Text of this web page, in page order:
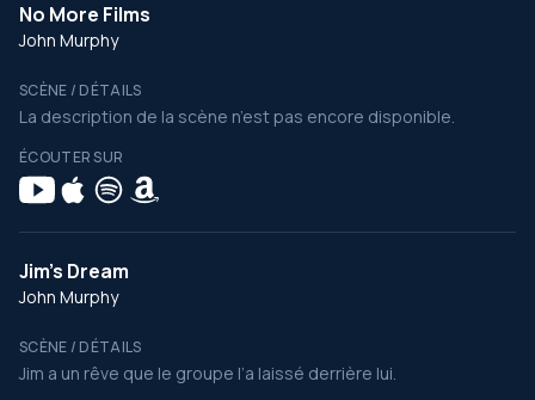
No More Films
John Murphy
SCÈNE / DÉTAILS
La description de la scène n’est pas encore disponible.
ÉCOUTER SUR
Jim's Dream
John Murphy
SCÈNE / DÉTAILS
Jim a un rêve que le groupe l’a laissé derrière lui.